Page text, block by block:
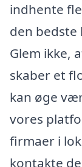
indhente
den bedste
Glem ikke,
skaber et
kan øge
vores
firmaer i
kontakte